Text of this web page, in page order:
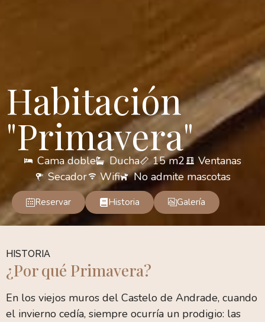
Habitación
"Primavera"
Cama doble Ducha 15 m2
Ventanas
Secador
Wifi No admite mascotas
Reservar Historia Galería
HISTORIA
¿Por qué Primavera?
En los viejos muros del Castelo de Andrade, cuando
el invierno cedía, siempre ocurría un prodigio: las